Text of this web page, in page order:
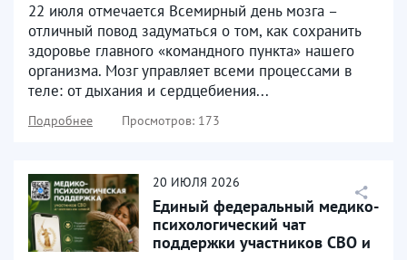
22 июля отмечается Всемирный день мозга –
отличный повод задуматься о том, как сохранить
здоровье главного «командного пункта» нашего
организма. Мозг управляет всеми процессами в
теле: от дыхания и сердцебиения...
Подробнее Просмотров: 173
20 ИЮЛЯ 2026
Единый федеральный медико-
психологический чат
поддержки участников СВО и